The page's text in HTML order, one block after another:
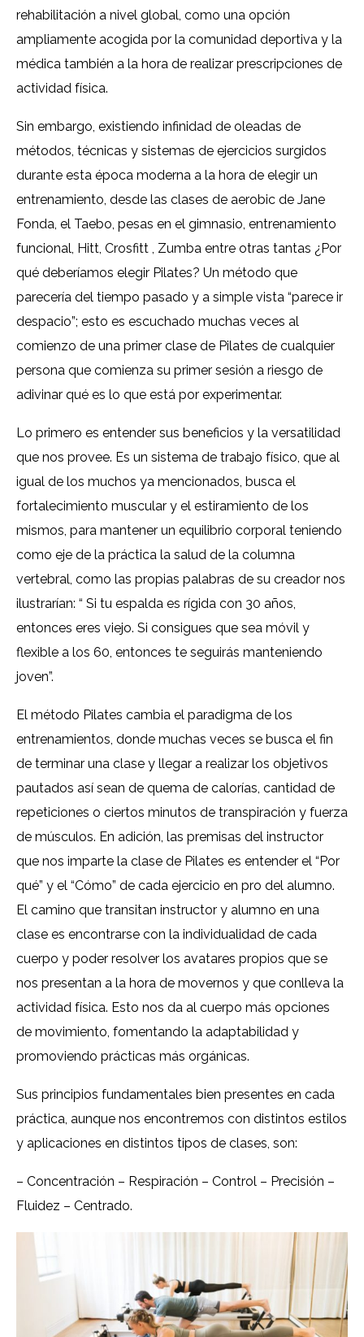
rehabilitación a nivel global, como una opción
ampliamente acogida por la comunidad deportiva y la
médica también a la hora de realizar prescripciones de
actividad física.
Sin embargo, existiendo infinidad de oleadas de
métodos, técnicas y sistemas de ejercicios surgidos
durante esta época moderna a la hora de elegir un
entrenamiento, desde las clases de aerobic de Jane
Fonda, el Taebo, pesas en el gimnasio, entrenamiento
funcional, Hitt, Crosfitt , Zumba entre otras tantas ¿Por
qué deberíamos elegir Pilates? Un método que
parecería del tiempo pasado y a simple vista “parece ir
despacio”; esto es escuchado muchas veces al
comienzo de una primer clase de Pilates de cualquier
persona que comienza su primer sesión a riesgo de
adivinar qué es lo que está por experimentar.
Lo primero es entender sus beneficios y la versatilidad
que nos provee. Es un sistema de trabajo físico, que al
igual de los muchos ya mencionados, busca el
fortalecimiento muscular y el estiramiento de los
mismos, para mantener un equilibrio corporal teniendo
como eje de la práctica la salud de la columna
vertebral, como las propias palabras de su creador nos
ilustrarían: “ Si tu espalda es rígida con 30 años,
entonces eres viejo. Si consigues que sea móvil y
flexible a los 60, entonces te seguirás manteniendo
joven”.
El método Pilates cambia el paradigma de los
entrenamientos, donde muchas veces se busca el fin
de terminar una clase y llegar a realizar los objetivos
pautados así sean de quema de calorías, cantidad de
repeticiones o ciertos minutos de transpiración y fuerza
de músculos. En adición, las premisas del instructor
que nos imparte la clase de Pilates es entender el “Por
qué” y el “Cómo” de cada ejercicio en pro del alumno.
El camino que transitan instructor y alumno en una
clase es encontrarse con la individualidad de cada
cuerpo y poder resolver los avatares propios que se
nos presentan a la hora de movernos y que conlleva la
actividad física. Esto nos da al cuerpo más opciones
de movimiento, fomentando la adaptabilidad y
promoviendo prácticas más orgánicas.
Sus principios fundamentales bien presentes en cada
práctica, aunque nos encontremos con distintos estilos
y aplicaciones en distintos tipos de clases, son:
– Concentración – Respiración – Control – Precisión –
Fluidez – Centrado.